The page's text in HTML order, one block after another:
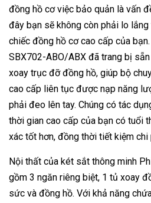
đồng hồ cơ việc bảo quản là vấn
đây bạn sẽ không còn phải lo
chiếc đồng hồ cơ cao cấp của
SBX702-ABO/ABX đã trang bị
xoay trục đỡ đồng hồ, giúp bộ
cao cấp liên tục được nạp năng
phải đeo lên tay. Chúng có tác
thời gian cao cấp của bạn có tuổi
xác tốt hơn, đồng thời tiết kiệm
Nội thất của két sắt thông minh
gồm 3 ngăn riêng biệt, 1 tủ xoay
sức và đồng hồ. Với khả năng